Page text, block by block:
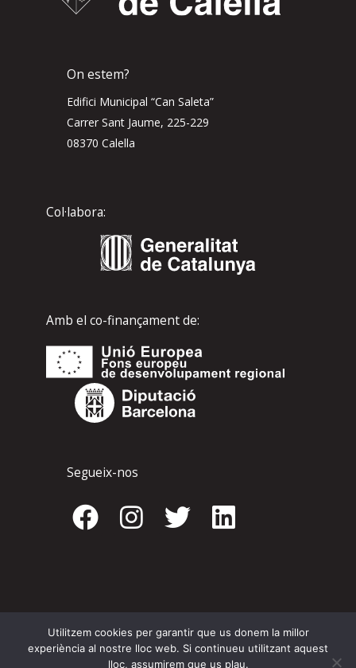
On estem?
Edifici Municipal “Can Saleta”
Carrer Sant Jaume, 225-229
08370 Calella
Col·labora:
Amb el co-finançament de:
Segueix-nos
F
a
b
o
I
n
a
g
T
w
t
e
L
i
e
d
Copyright © 2026 Calella Sport City Lab | Allotjament web:Kiwop
Utilitzem cookies per garantir que us donem la millor
experiència al nostre lloc web. Si continueu utilitzant aquest
lloc, assumirem que us plau.